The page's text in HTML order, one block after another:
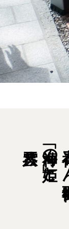
石
「海神の姫」と